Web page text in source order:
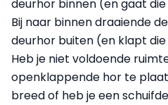
deurhor binnen (en gaat
Bij naar binnen draaiende
deurhor buiten (en klapt
Heb je niet voldoende
openklappende hor te
breed of heb je een